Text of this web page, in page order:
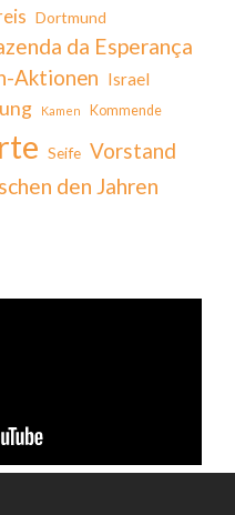
Dortmund
da Esperança
Aktionen Israel
Kamen Kommende
Seife Vorstand
den Jahren